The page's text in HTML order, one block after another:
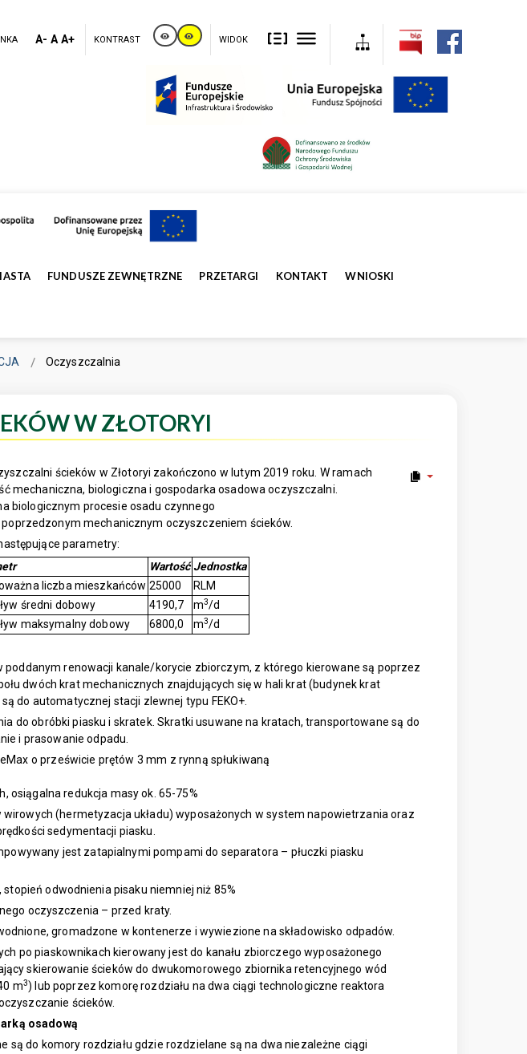
A- A A+ KONTRAST WIDOK
FUNDUSZE ZEWNĘTRZNE PRZETARGI KONTAKT WNIOSKI
Oczyszczalnia
W ZŁOTORYI
ścieków w Złotoryi zakończono w lutym 2019 roku. W ramach
mechaniczna, biologiczna i gospodarka osadowa oczyszczalni.
biologicznym procesie osadu czynnego
mechanicznym oczyszczeniem ścieków.
parametry:
Wartość Jednostka
liczba mieszkańców 25000
RLM
średni dobowy
4190,7 m3/d
maksymalny dobowy
6800,0 m3/d
poddanym renowacji kanale/korycie zbiorczym, z którego kierowane są poprzez
dwóch krat mechanicznych znajdujących się w hali krat (budynek krat
do automatycznej stacji zlewnej typu FEKO+.
do obróbki piasku i skratek. Skratki usuwane na kratach, transportowane są do
i prasowanie odpadu.
o prześwicie prętów 3 mm z rynną spłukiwaną
osiągalna redukcja masy ok. 65-75%
wirowych (hermetyzacja układu) wyposażonych w system napowietrzania oraz
sedymentacji piasku.
jest zatapialnymi pompami do separatora – płuczki piasku
odwodnienia pisaku niemniej niż 85%
oczyszczenia – przed kraty.
gromadzone w kontenerze i wywiezione na składowisko odpadów.
po piaskownikach kierowany jest do kanału zbiorczego wyposażonego
skierowanie ścieków do dwukomorowego zbiornika retencyjnego wód
m3) lub poprzez komorę rozdziału na dwa ciągi technologiczne reaktora
ścieków.
osadową
są do komory rozdziału gdzie rozdzielane są na dwa niezależne ciągi